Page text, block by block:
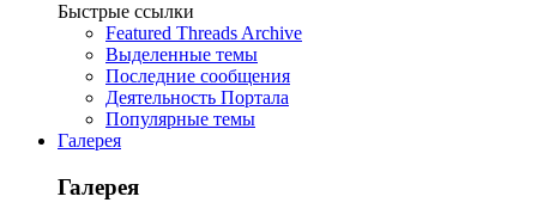
Быстрые ссылки
Featured Threads Archive
Выделенные темы
Последние сообщения
Деятельность Портала
Популярные темы
Галерея
Галерея